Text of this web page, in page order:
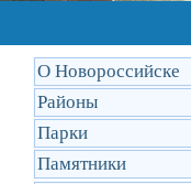
О Новороссийске
Районы
Парки
Памятники